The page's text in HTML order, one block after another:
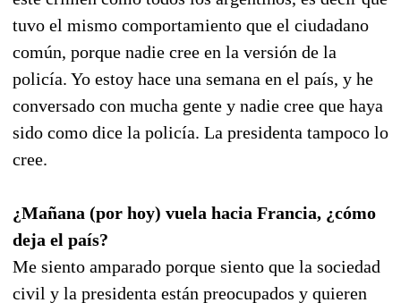
tuvo el mismo comportamiento que el ciudadano
común, porque nadie cree en la versión de la
policía. Yo estoy hace una semana en el país, y he
conversado con mucha gente y nadie cree que haya
sido como dice la policía. La presidenta tampoco lo
cree.
¿Mañana (por hoy) vuela hacia Francia, ¿cómo
deja el país?
Me siento amparado porque siento que la sociedad
civil y la presidenta están preocupados y quieren